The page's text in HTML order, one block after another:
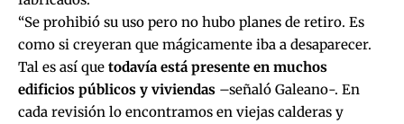
“Se prohibió su uso pero no hubo planes de retiro. Es
como si creyeran que mágicamente iba a desaparecer.
Tal es así que todavía está presente en muchos
edificios públicos y viviendas –señaló Galeano-. En
cada revisión lo encontramos en viejas calderas y